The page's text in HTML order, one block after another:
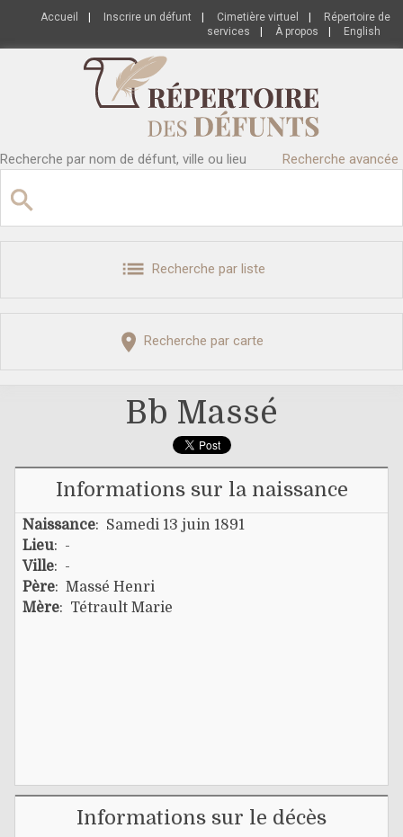
Accueil Inscrire un défunt Cimetière virtuel
Répertoire de
services
À propos English
Recherche par nom de défunt, ville ou lieu Recherche avancée
Recherche par liste
Recherche par carte
Bb Massé
Informations sur la naissance
Naissance: Samedi 13 juin 1891
Lieu: -
Ville: -
Père: Massé Henri
Mère: Tétrault Marie
Informations sur le décès